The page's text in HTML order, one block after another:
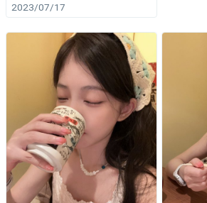
2023/07/17